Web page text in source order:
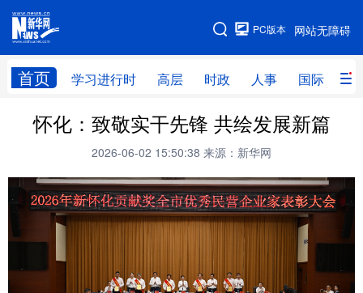
网站无障碍
PC版本
首页 学习进行时 高层 时政 人事 国际 财
网站地图
学习进行时 高层 时政 人事
财经 网评
台湾 思客智库 全球连线 教育
科技 科创 量子 体育
文化 健康 军事
怀化：致敬实干先锋 共绘发展新篇
2026-06-02 15:50:38 来源：新华网